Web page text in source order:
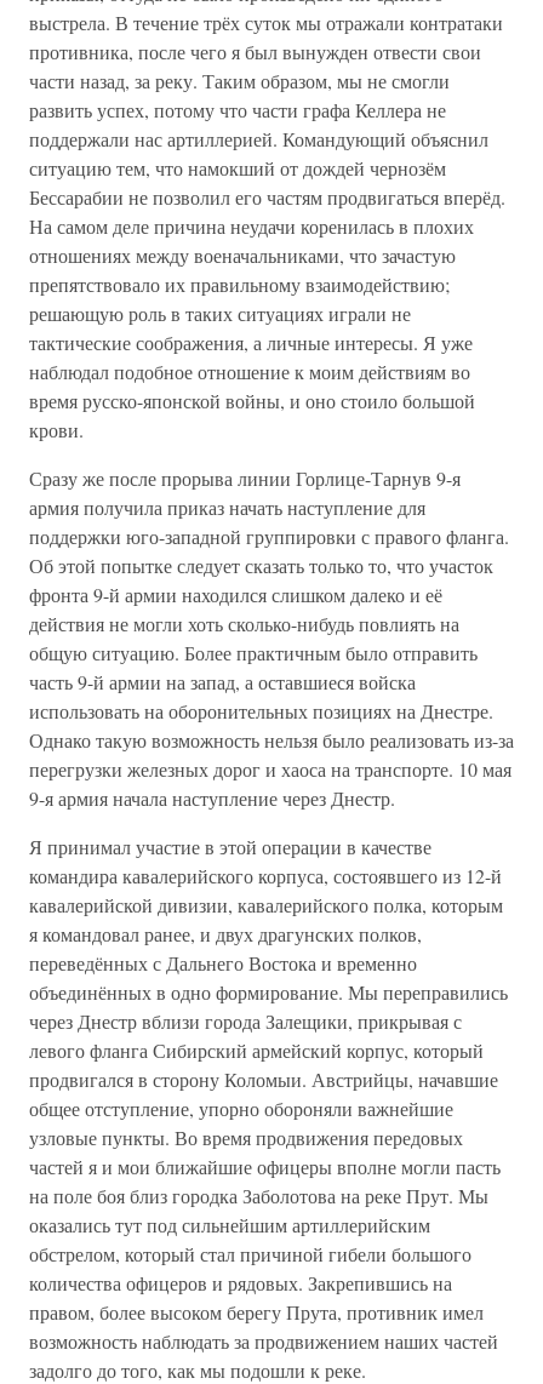
выстрела. В течение трёх суток мы отражали контратаки
противника, после чего я был вынужден отвести свои
части назад, за реку. Таким образом, мы не смогли
развить успех, потому что части графа Келлера не
поддержали нас артиллерией. Командующий объяснил
ситуацию тем, что намокший от дождей чернозём
Бессарабии не позволил его частям продвигаться вперёд.
На самом деле причина неудачи коренилась в плохих
отношениях между военачальниками, что зачастую
препятствовало их правильному взаимодействию;
решающую роль в таких ситуациях играли не
тактические соображения, а личные интересы. Я уже
наблюдал подобное отношение к моим действиям во
время русско-японской войны, и оно стоило большой
крови.
Сразу же после прорыва линии Горлице-Тарнув 9-я
армия получила приказ начать наступление для
поддержки юго-западной группировки с правого фланга.
Об этой попытке следует сказать только то, что участок
фронта 9-й армии находился слишком далеко и её
действия не могли хоть сколько-нибудь повлиять на
общую ситуацию. Более практичным было отправить
часть 9-й армии на запад, а оставшиеся войска
использовать на оборонительных позициях на Днестре.
Однако такую возможность нельзя было реализовать из-за
перегрузки железных дорог и хаоса на транспорте. 10 мая
9-я армия начала наступление через Днестр.
Я принимал участие в этой операции в качестве
командира кавалерийского корпуса, состоявшего из 12-й
кавалерийской дивизии, кавалерийского полка, которым
я командовал ранее, и двух драгунских полков,
переведённых с Дальнего Востока и временно
объединённых в одно формирование. Мы переправились
через Днестр вблизи города Залещики, прикрывая с
левого фланга Сибирский армейский корпус, который
продвигался в сторону Коломыи. Австрийцы, начавшие
общее отступление, упорно обороняли важнейшие
узловые пункты. Во время продвижения передовых
частей я и мои ближайшие офицеры вполне могли пасть
на поле боя близ городка Заболотова на реке Прут. Мы
оказались тут под сильнейшим артиллерийским
обстрелом, который стал причиной гибели большого
количества офицеров и рядовых. Закрепившись на
правом, более высоком берегу Прута, противник имел
возможность наблюдать за продвижением наших частей
задолго до того, как мы подошли к реке.